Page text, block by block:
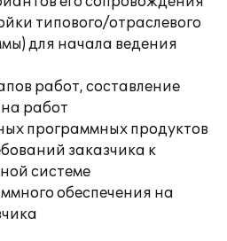
типового/отраслевого
для начала ведения
работ, составление
работ
программных продуктов
заказчика к
системе
обеспечения на